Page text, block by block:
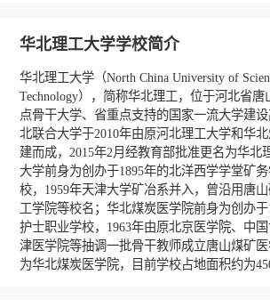
什么？食品营养与检验教育
华北理工大学学校简介
华北理工大学（North China University of
Technology），简称华北理工，位于河北省
点骨干大学、省重点支持的国家一流大学建
北联合大学于2010年由原河北理工大学和华
建而成，2015年2月经教育部批准更名为华北
大学前身为创办于1895年的北洋西学学堂矿
校，1959年天津大学矿冶系并入，曾沿用唐
工学院等校名；华北煤炭医学院前身为创办
护士职业学校，1963年由原北京医学院、中
津医学院等抽调一批骨干教师成立唐山煤矿
为华北煤炭医学院，目前学校占地面积约为